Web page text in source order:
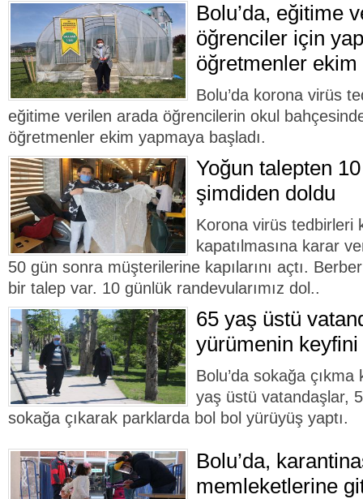
Bolu’da, eğitime
öğrenciler için
öğretmenler ekim
Bolu’da korona virüs
eğitime verilen arada öğrencilerin okul
öğretmenler ekim yapmaya başladı.
Yoğun talepten
şimdiden doldu
Korona virüs tedbirleri
kapatılmasına karar
50 gün sonra müşterilerine kapılarını açtı.
bir talep var. 10 günlük randevularımız dol..
65 yaş üstü
yürümenin keyfini
Bolu’da sokağa çıkma
yaş üstü vatandaşlar,
sokağa çıkarak parklarda bol bol yürüyüş yaptı.
Bolu’da,
memleketlerine